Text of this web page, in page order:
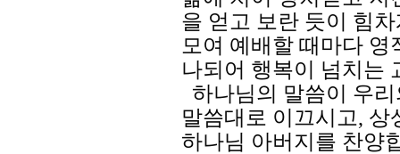
을 얻고 보란 듯이 힘
모여 예배할 때마다
나되어 행복이 넘치는
하나님의 말씀이 우
말씀대로 이끄시고,
하나님 아버지를 찬양